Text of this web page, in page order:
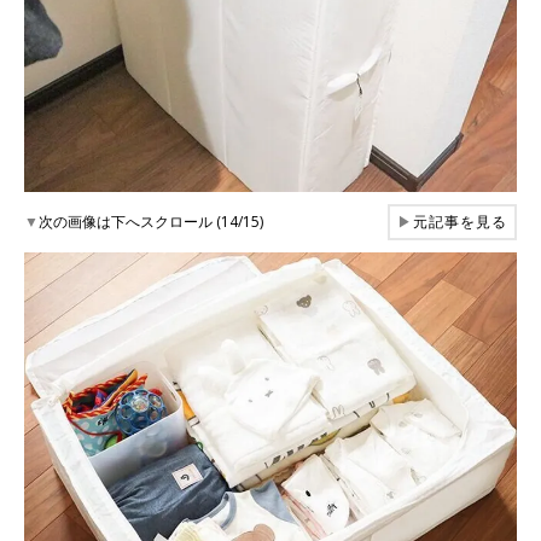
▼次の画像は下へスクロール (14/15) ▶元記事を見る